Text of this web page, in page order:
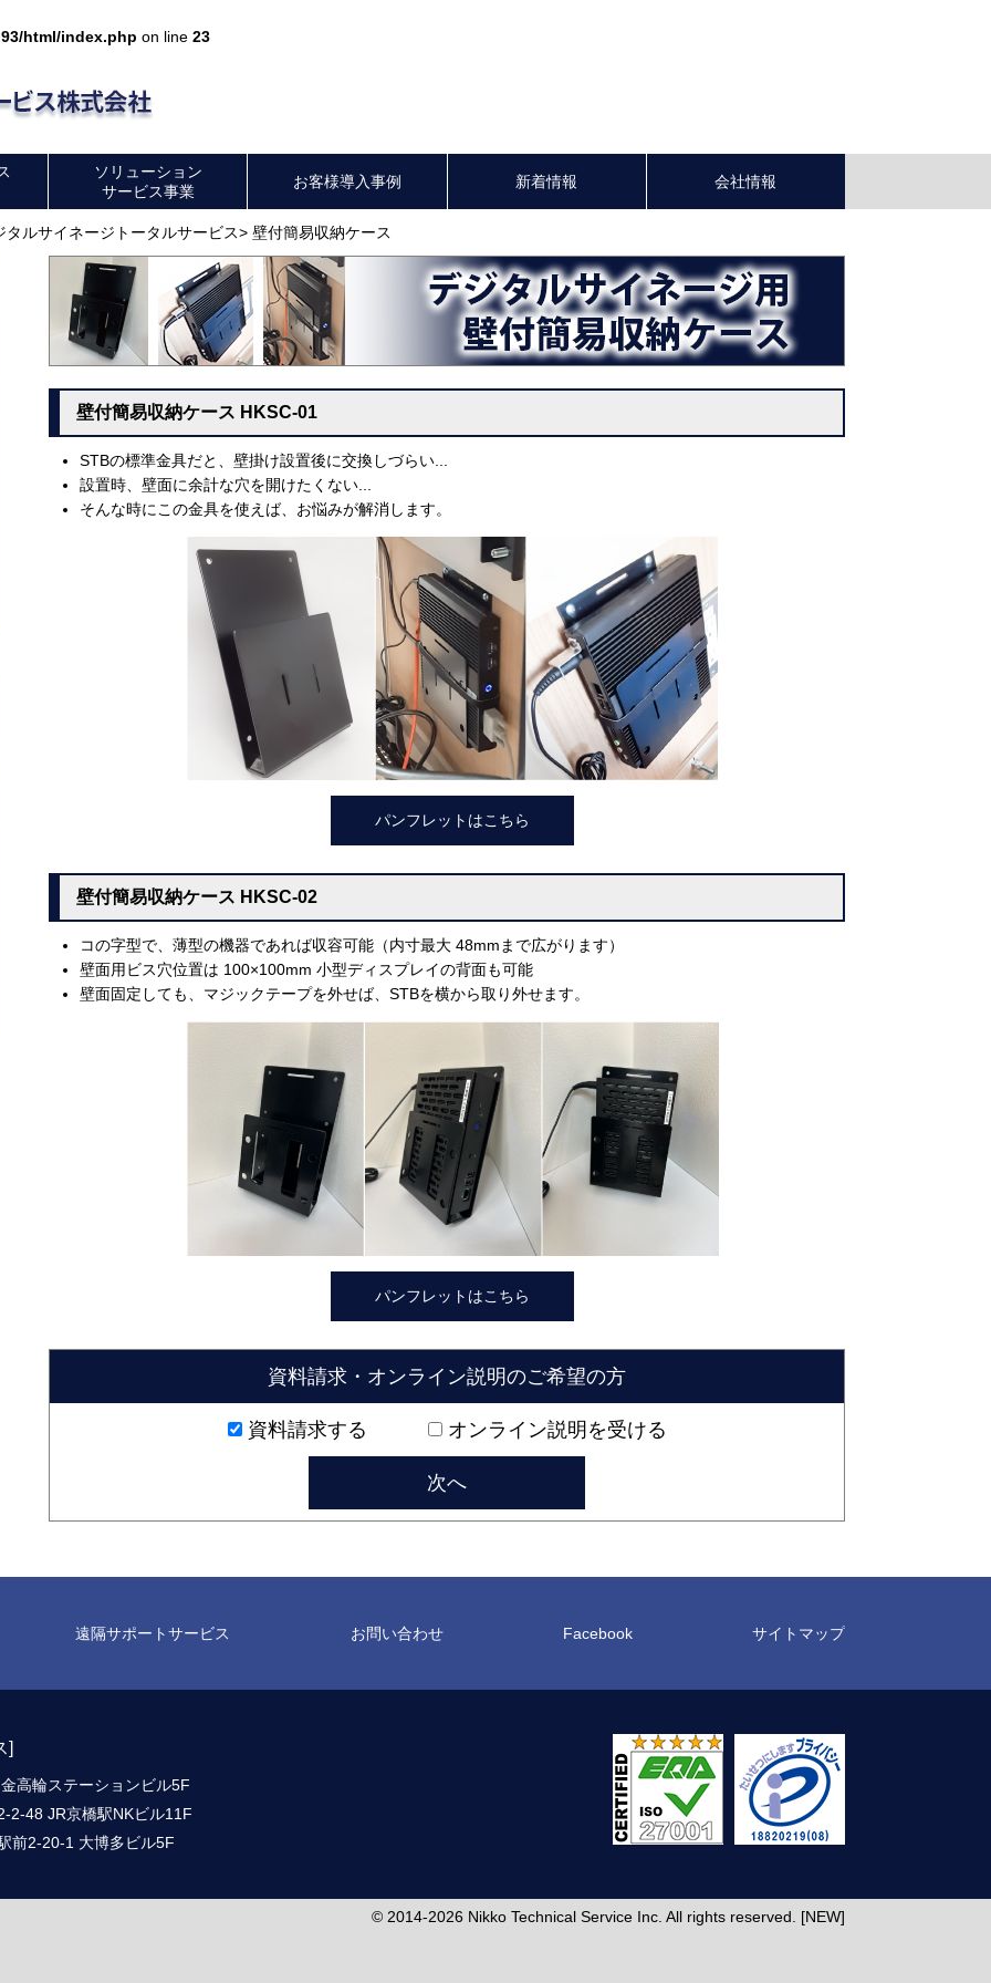
html/index.php on line 23
ソリューション
サービス事業
お客様導入事例 新着情報 会社情報
タルサイネージトータルサービス> 壁付簡易収納ケース
壁付簡易収納ケース HKSC-01
STBの標準金具だと、壁掛け設置後に交換しづらい...
設置時、壁面に余計な穴を開けたくない...
そんな時にこの金具を使えば、お悩みが解消します。
パンフレットはこちら
壁付簡易収納ケース HKSC-02
コの字型で、薄型の機器であれば収容可能（内寸最大 48mmまで広がります）
壁面用ビス穴位置は 100×100mm 小型ディスプレイの背面も可能
壁面固定しても、マジックテープを外せば、STBを横から取り外せます。
パンフレットはこちら
資料請求・オンライン説明のご希望の方
資料請求する オンライン説明を受ける
遠隔サポートサービス お問い合わせ Facebook サイトマップ
]
高輪ステーションビル5F
2-48 JR京橋駅NKビル11F
前2-20-1 大博多ビル5F
© 2014-2026 Nikko Technical Service Inc. All rights reserved. [NEW]